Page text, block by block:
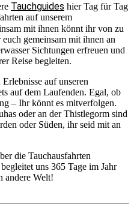
Tauchguides hier Tag für Tag
auf unserem
mit ihnen könnt ihr von zu
gemeinsam mit ihnen an
Sichtungen erfreuen und
Reise begleiten.
auf unseren
auf dem Laufenden. Egal, ob
– Ihr könnt es mitverfolgen.
oder an der Thistlegorm sind
oder Süden, ihr seid mit an
die Tauchausfahrten
uns 365 Tage im Jahr
andere Welt!